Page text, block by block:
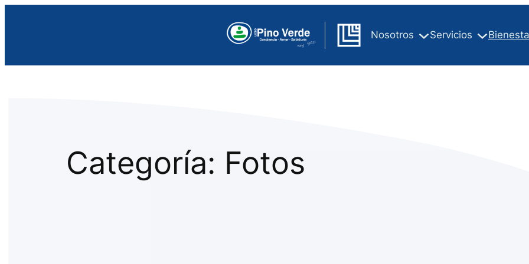
Nosotros Servicios
Categoría: Fotos